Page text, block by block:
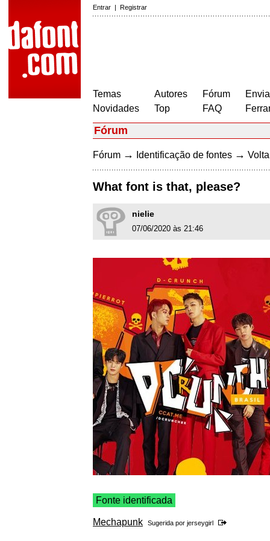
Entrar | Registrar
Temas
Novidades
Autores
Top
Fórum
FAQ
Fórum
Fórum → Identificação de fontes →
What font is that, please?
nielie
07/06/2020 às 21:46
Fonte identificada
Mechapunk Sugerida por jerseygirl